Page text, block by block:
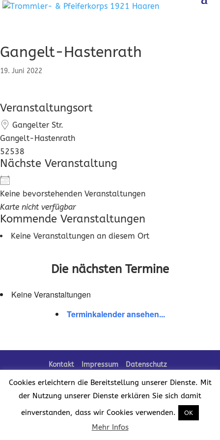
Gangelt-Hastenrath
19. Juni 2022
Veranstaltungsort
Gangelter Str.
Gangelt-Hastenrath
52538
Nächste Veranstaltung
Keine bevorstehenden Veranstaltungen
Karte nicht verfügbar
Kommende Veranstaltungen
Keine Veranstaltungen an diesem Ort
Die nächsten Termine
Keine Veranstaltungen
Terminkalender ansehen...
Kontakt Impressum Datenschutz
Realisation der Website:
Cookies erleichtern die Bereitstellung unserer Dienste. Mit
der Nutzung unserer Dienste erklären Sie sich damit
einverstanden, dass wir Cookies verwenden.
OK
Mehr Infos